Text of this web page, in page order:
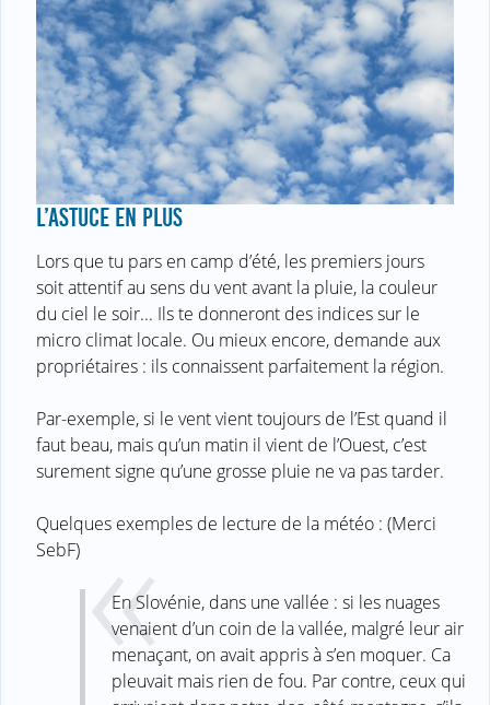
L’ASTUCE EN PLUS
Lors que tu pars en camp d’été, les premiers jours
soit attentif au sens du vent avant la pluie, la couleur
du ciel le soir... Ils te donneront des indices sur le
micro climat locale. Ou mieux encore, demande aux
propriétaires : ils connaissent parfaitement la région.
Par-exemple, si le vent vient toujours de l’Est quand il
faut beau, mais qu’un matin il vient de l’Ouest, c’est
surement signe qu’une grosse pluie ne va pas tarder.
Quelques exemples de lecture de la météo : (Merci
SebF)
En Slovénie, dans une vallée : si les nuages
venaient d’un coin de la vallée, malgré leur air
menaçant, on avait appris à s’en moquer. Ca
pleuvait mais rien de fou. Par contre, ceux qui